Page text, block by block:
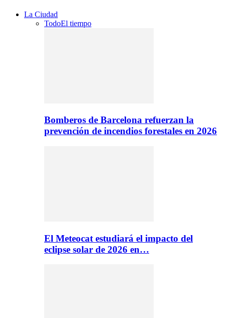
La Ciudad
TodoEl tiempo
Bomberos de Barcelona refuerzan la
prevención de incendios forestales en 2026
El Meteocat estudiará el impacto del
eclipse solar de 2026 en…